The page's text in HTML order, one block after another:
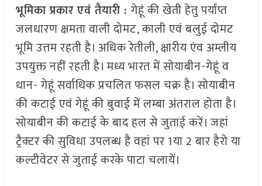
भूमिका प्रकार एवं तैयारी :गेहूं की खेती हेतु पर्याप्त
जलधारण क्षमता वाली दोमट, काली एवं बलुई दोमट
भूमि उत्तम रहती है। अधिक रेतीली, क्षारीय एंव अम्लीय
उपयुक्त नहीं रहती है। मध्य भारत में सोयाबीन-गेहूं व
धान- गेहूं सर्वाधिक प्रचलित फसल चक्र है। सोयाबीन
की कटाई एवं गेहूं की बुवाई में लम्बा अंतराल होता है।
सोयाबीन की कटाई के बाद हल से जुताई करें। जहां
ट्रैक्टर की सुविधा उपलब्ध है वहां पर 1या 2 बार हैरो या
कल्टीवेटर से जुताई करके पाटा चलायें।